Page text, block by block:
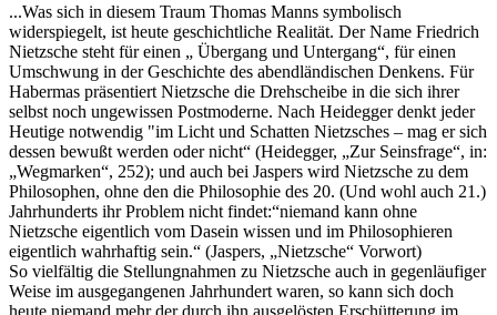
...Was sich in diesem Traum Thomas Manns symbolisch
widerspiegelt, ist heute geschichtliche Realität. Der Name Friedrich
Nietzsche steht für einen „ Übergang und Untergang“, für einen
Umschwung in der Geschichte des abendländischen Denkens. Für
Habermas präsentiert Nietzsche die Drehscheibe in die sich ihrer
selbst noch ungewissen Postmoderne. Nach Heidegger denkt jeder
Heutige notwendig "im Licht und Schatten Nietzsches – mag er sich
dessen bewußt werden oder nicht“ (Heidegger, „Zur Seinsfrage“, in:
„Wegmarken“, 252); und auch bei Jaspers wird Nietzsche zu dem
Philosophen, ohne den die Philosophie des 20. (Und wohl auch 21.)
Jahrhunderts ihr Problem nicht findet:“niemand kann ohne
Nietzsche eigentlich vom Dasein wissen und im Philosophieren
eigentlich wahrhaftig sein.“ (Jaspers, „Nietzsche“ Vorwort)
So vielfältig die Stellungnahmen zu Nietzsche auch in gegenläufiger
Weise im ausgegangenen Jahrhundert waren, so kann sich doch
heute niemand mehr der durch ihn ausgelösten Erschütterung im